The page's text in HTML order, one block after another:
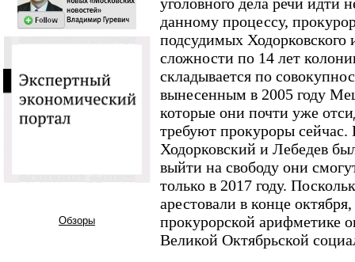
Обзоры
данному процессу,
подсудимых Ходорковского
сложности по 14 лет
складывается по
вынесенным в 2005 году
которые они почти уже
требуют прокуроры сейчас.
Ходорковский и Лебедев
выйти на свободу они
только в 2017 году.
арестовали в конце
прокурорской арифметике
Великой Октябрьской